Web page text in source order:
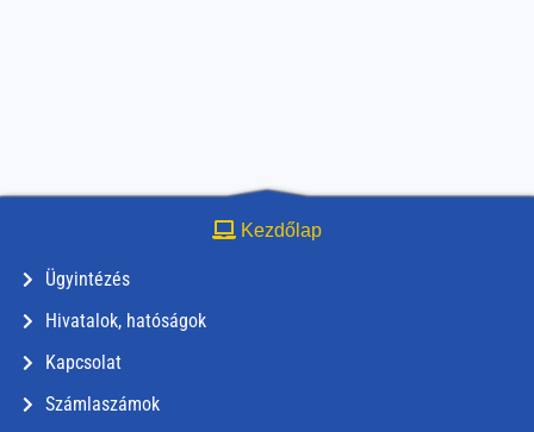
Kezdőlap
Ügyintézés
Hivatalok, hatóságok
Kapcsolat
Számlaszámok